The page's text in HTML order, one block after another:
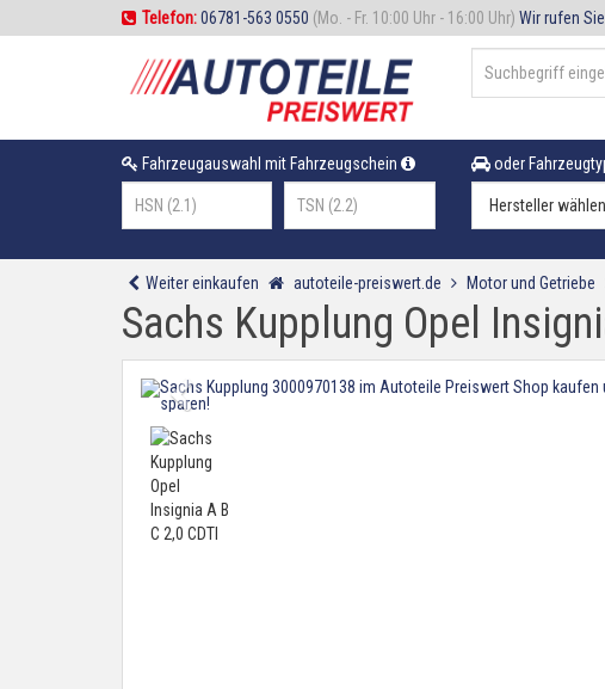
Telefon:06781-563 0550 (Mo. - Fr. 10:00 Uhr - 16:00 Uhr) Wir rufen
Fahrzeugauswahl mit Fahrzeugschein oder
Weiter einkaufen autoteile-preiswert.de Motor und Getriebe
Sachs Kupplung Opel